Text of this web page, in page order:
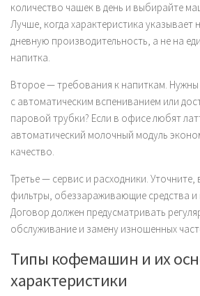
количество чашек в день и выбирайте
Лучше, когда характеристика указывает
дневную производительность, а не на
напитка.
Второе — требования к напиткам.
с автоматическим вспениванием или
паровой трубки? Если в офисе любят
автоматический молочный модуль
качество.
Третье — сервис и расходники. Уточните,
фильтры, обеззараживающие средства и
Договор должен предусматривать
обслуживание и замену изношенных
Типы кофемашин и их
характеристики